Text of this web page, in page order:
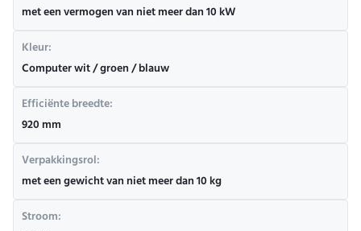
met een vermogen van niet meer dan 10 kW
Kleur:
Computer wit / groen / blauw
Efficiënte breedte:
920 mm
Verpakkingsrol:
met een gewicht van niet meer dan 10 kg
Stroom: